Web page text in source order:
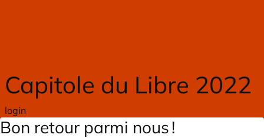
Capitole du Libre 2022
login
Bon retour parmi nous !